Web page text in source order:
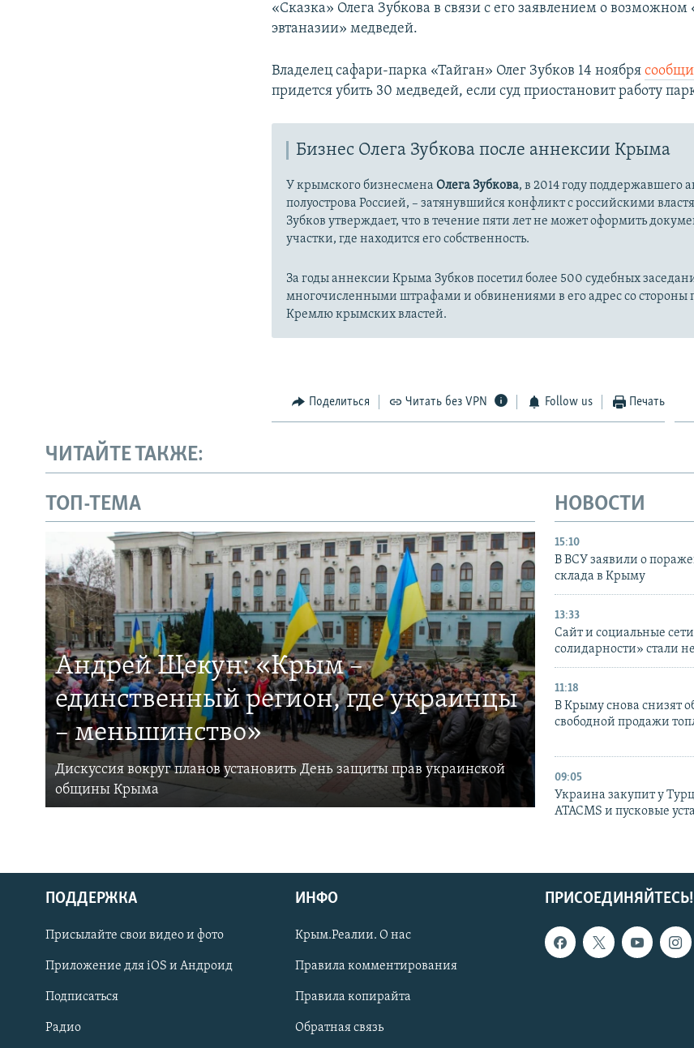
Українською
Qırımtatar
ПРИСОЕДИНЯЙТЕСЬ!
«Сказка» Олега Зубкова в связи с его заявлением о возможном
эвтаназии» медведей.
Владелец сафари-парка «Тайган» Олег Зубков 14 ноября
придется убить 30 медведей, если суд приостановит работу
Бизнес Олега Зубкова после аннексии Крыма
У крымского бизнесмена Олега Зубкова, в 2014 году поддержавшего
полуострова Россией, – затянувшийся конфликт с российскими
Зубков утверждает, что в течение пяти лет не может оформить
участки, где находится его собственность.
За годы аннексии Крыма Зубков посетил более 500 судебных
многочисленными штрафами и обвинениями в его адрес со стороны
Кремлю крымских властей.
Поделиться Читать без VPN Follow us Печать
ЧИТАЙТЕ ТАКЖЕ:
ТОП-ТЕМА
Андрей Щекун: «Крым –
единственный регион, где украинцы
– меньшинство»
Дискуссия вокруг планов установить День защиты прав украинской
общины Крыма
НОВОСТИ
15:10
В ВСУ заявили о
склада в Крыму
13:33
Сайт и социальные
солидарности» стали
11:18
В Крыму снова снизят
свободной продажи
09:05
Украина закупит у
ATACMS и пусковые
ПРИСОЕДИНЯЙТЕСЬ!
ПОДДЕРЖКА
Присылайте свои видео и фото
Приложение для iOS и Андроид
Подписаться
Радио
ИНФО
Крым.Реалии. О нас
Правила комментирования
Правила копирайта
Обратная связь